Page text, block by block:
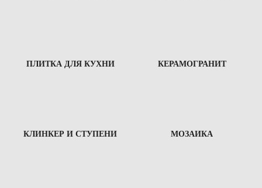
ПЛИТКА ДЛЯ КУХНИ КЕРАМОГРАНИТ
КЛИНКЕР И СТУПЕНИ МОЗАИКА